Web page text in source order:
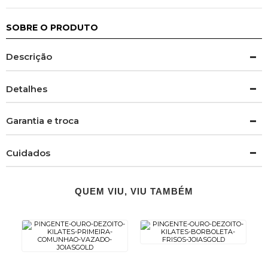
SOBRE O PRODUTO
Descrição
Detalhes
Garantia e troca
Cuidados
QUEM VIU, VIU TAMBÉM
OFERTAS